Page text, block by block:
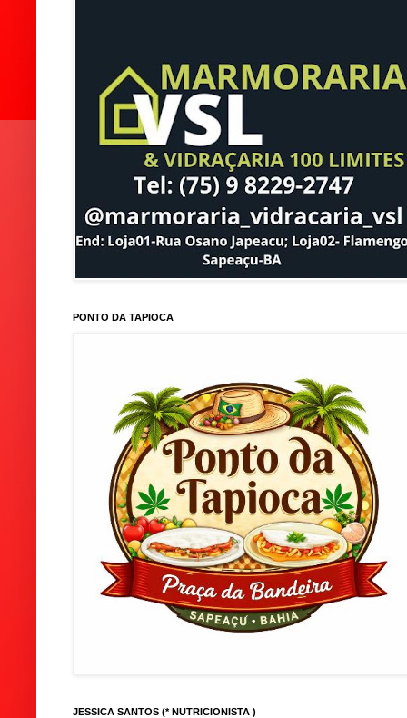
PONTO DA TAPIOCA
JESSICA SANTOS (* NUTRICIONISTA )